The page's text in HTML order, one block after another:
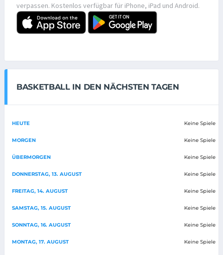
verpassen. Kostenlos verfügbar für iPhone, iPad und Android.
BASKETBALL IN DEN NÄCHSTEN TAGEN
HEUTE Keine Spiele
MORGEN Keine Spiele
ÜBERMORGEN Keine Spiele
DONNERSTAG, 13. AUGUST Keine Spiele
FREITAG, 14. AUGUST Keine Spiele
SAMSTAG, 15. AUGUST Keine Spiele
SONNTAG, 16. AUGUST Keine Spiele
MONTAG, 17. AUGUST Keine Spiele